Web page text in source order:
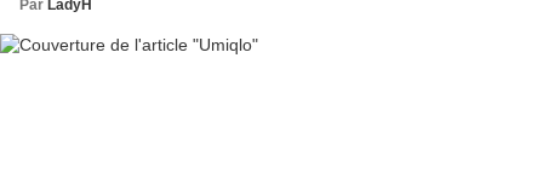
Par LadyH